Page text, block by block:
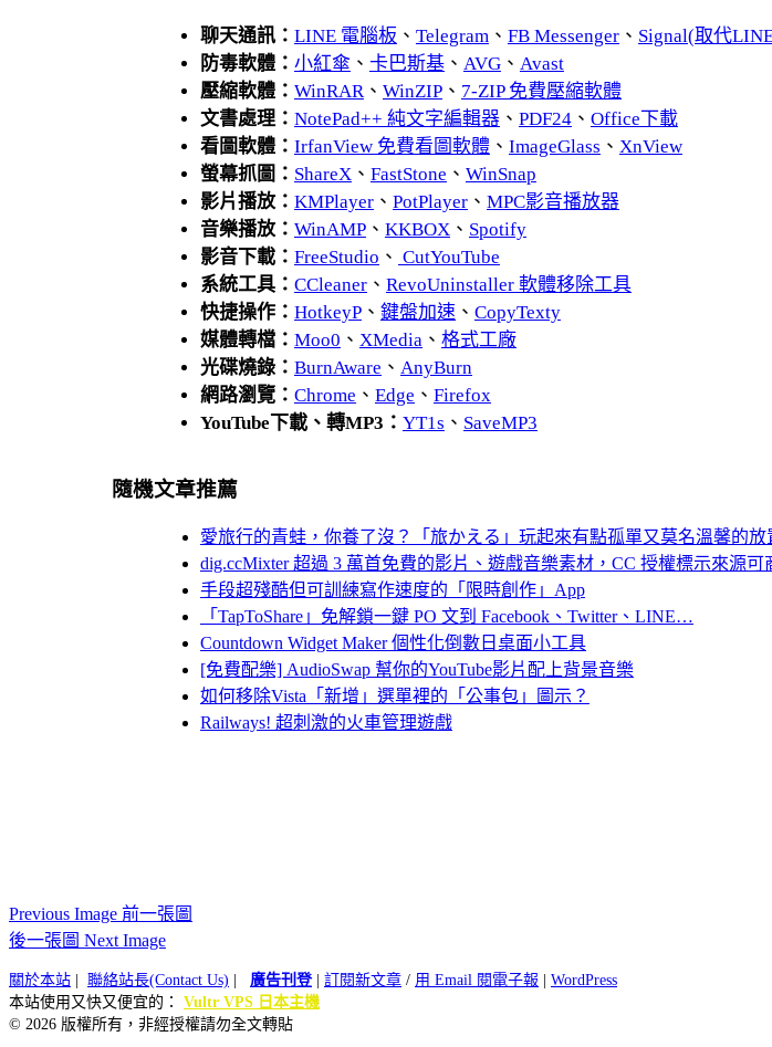
聊天通訊： LINE 電腦板 、 Telegram、 FB Messenger、 Signal(取代
防毒軟體： 小紅傘 、 卡巴斯基、 AVG、 Avast
壓縮軟體： WinRAR、 WinZIP、 7-ZIP 免費壓縮軟體
文書處理： NotePad++ 純文字編輯器、 PDF24、 Office下載
看圖軟體： IrfanView 免費看圖軟體、 ImageGlass 、 XnView
螢幕抓圖： ShareX、 FastStone 、 WinSnap
影片播放： KMPlayer、 PotPlayer、 MPC影音播放器
音樂播放： WinAMP、 KKBOX、 Spotify
影音下載： FreeStudio 、 CutYouTube
系統工具： CCleaner、 RevoUninstaller 軟體移除工具
快捷操作： HotkeyP、 鍵盤加速、 CopyTexty
媒體轉檔： Moo0 、 XMedia、 格式工廠
光碟燒錄： BurnAware 、 AnyBurn
網路瀏覽： Chrome 、 Edge 、 Firefox
YouTube下載、轉MP3： YT1s 、 SaveMP3
隨機文章推薦
愛旅行的青蛙，你養了沒？「旅かえる」玩起來有點孤單又莫名溫馨的放
dig.ccMixter 超過 3 萬首免費的影片、遊戲音樂素材，CC 授權標示來源可
手段超殘酷但可訓練寫作速度的「限時創作」App
「TapToShare」免解鎖一鍵 PO 文到 Facebook、Twitter、LINE…
Countdown Widget Maker 個性化倒數日桌面小工具
[免費配樂] AudioSwap 幫你的YouTube影片配上背景音樂
如何移除Vista「新增」選單裡的「公事包」圖示？
Railways! 超刺激的火車管理遊戲
Previous Image 前一張圖
後一張圖 Next Image
關於本站 聯絡站長(Contact Us) 廣告刊登| 訂閱新文章 / 用 Email 閱電子報
WordPress
本站使用又快又便宜的： Vultr VPS 日本主機
© 2026 版權所有，非經授權請勿全文轉貼